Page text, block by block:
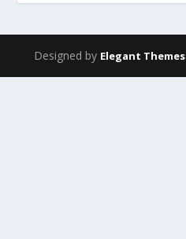
Designed by Elegant Themes